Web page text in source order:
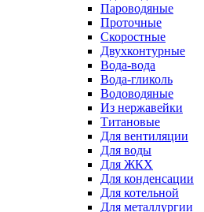
Пароводяные
Проточные
Скоростные
Двухконтурные
Вода-вода
Вода-гликоль
Водоводяные
Из нержавейки
Титановые
Для вентиляции
Для воды
Для ЖКХ
Для конденсации
Для котельной
Для металлургии